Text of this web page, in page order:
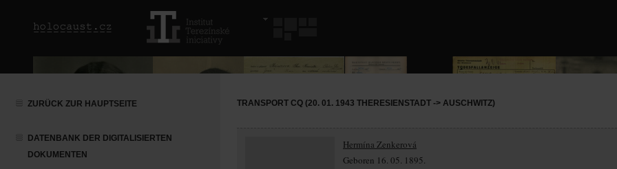
ZURÜCK ZUR HAUPTSEITE
DATENBANK DER DIGITALISIERTEN
DOKUMENTEN
TRANSPORT CQ (20. 01. 1943 THERESIENSTADT -> AUSCHWITZ)
Hermína Zenkerová
Geboren 16. 05. 1895.